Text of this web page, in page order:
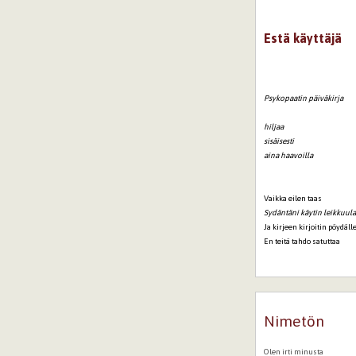
Estä käyttäjä
Psykopaatin päiväkirja
hiljaa
sisäisesti
aina haavoilla
Vaikka eilen taas
Sydäntäni käytin
Ja kirjeen kirjoitin pöydälle
En teitä tahdo satuttaa
Nimetön
Olen irti minusta